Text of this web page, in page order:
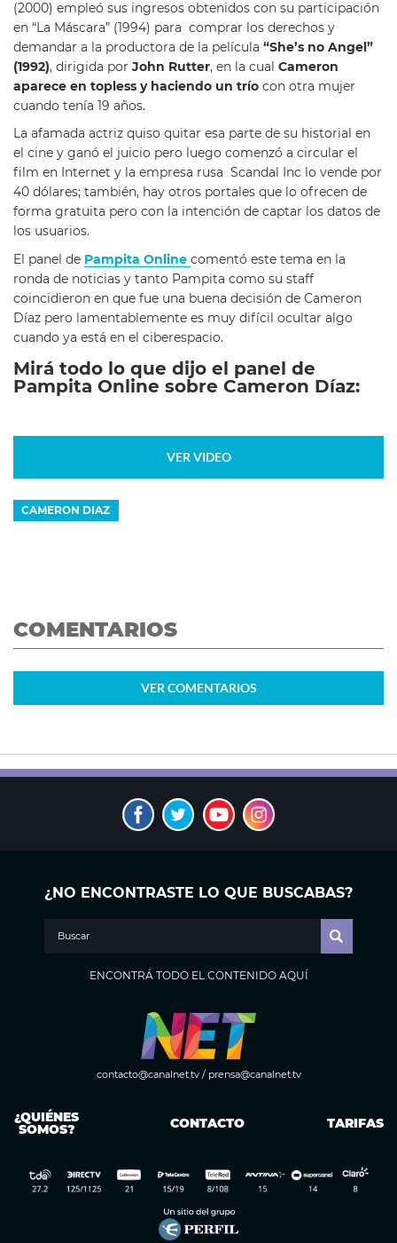
(2000) empleó sus ingresos obtenidos con su participación
en “La Máscara” (1994) para comprar los derechos y
demandar a la productora de la película “She’s no Angel”
(1992), dirigida por John Rutter, en la cual Cameron
aparece en topless y haciendo un trío con otra mujer
cuando tenía 19 años.
La afamada actriz quiso quitar esa parte de su historial en
el cine y ganó el juicio pero luego comenzó a circular el
film en Internet y la empresa rusa Scandal Inc lo vende por
40 dólares; también, hay otros portales que lo ofrecen de
forma gratuita pero con la intención de captar los datos de
los usuarios.
El panel de Pampita Online comentó este tema en la
ronda de noticias y tanto Pampita como su staff
coincidieron en que fue una buena decisión de Cameron
Díaz pero lamentablemente es muy difícil ocultar algo
cuando ya está en el ciberespacio.
Mirá todo lo que dijo el panel de
Pampita Online sobre Cameron Díaz:
VER VIDEO
CAMERON DIAZ
COMENTARIOS
VER COMENTARIOS
¿NO ENCONTRASTE LO QUE BUSCABAS?
ENCONTRÁ TODO EL CONTENIDO AQUÍ
contacto@canalnet.tv/ prensa@canalnet.tv
¿QUIÉNES
SOMOS? CONTACTO TARIFAS